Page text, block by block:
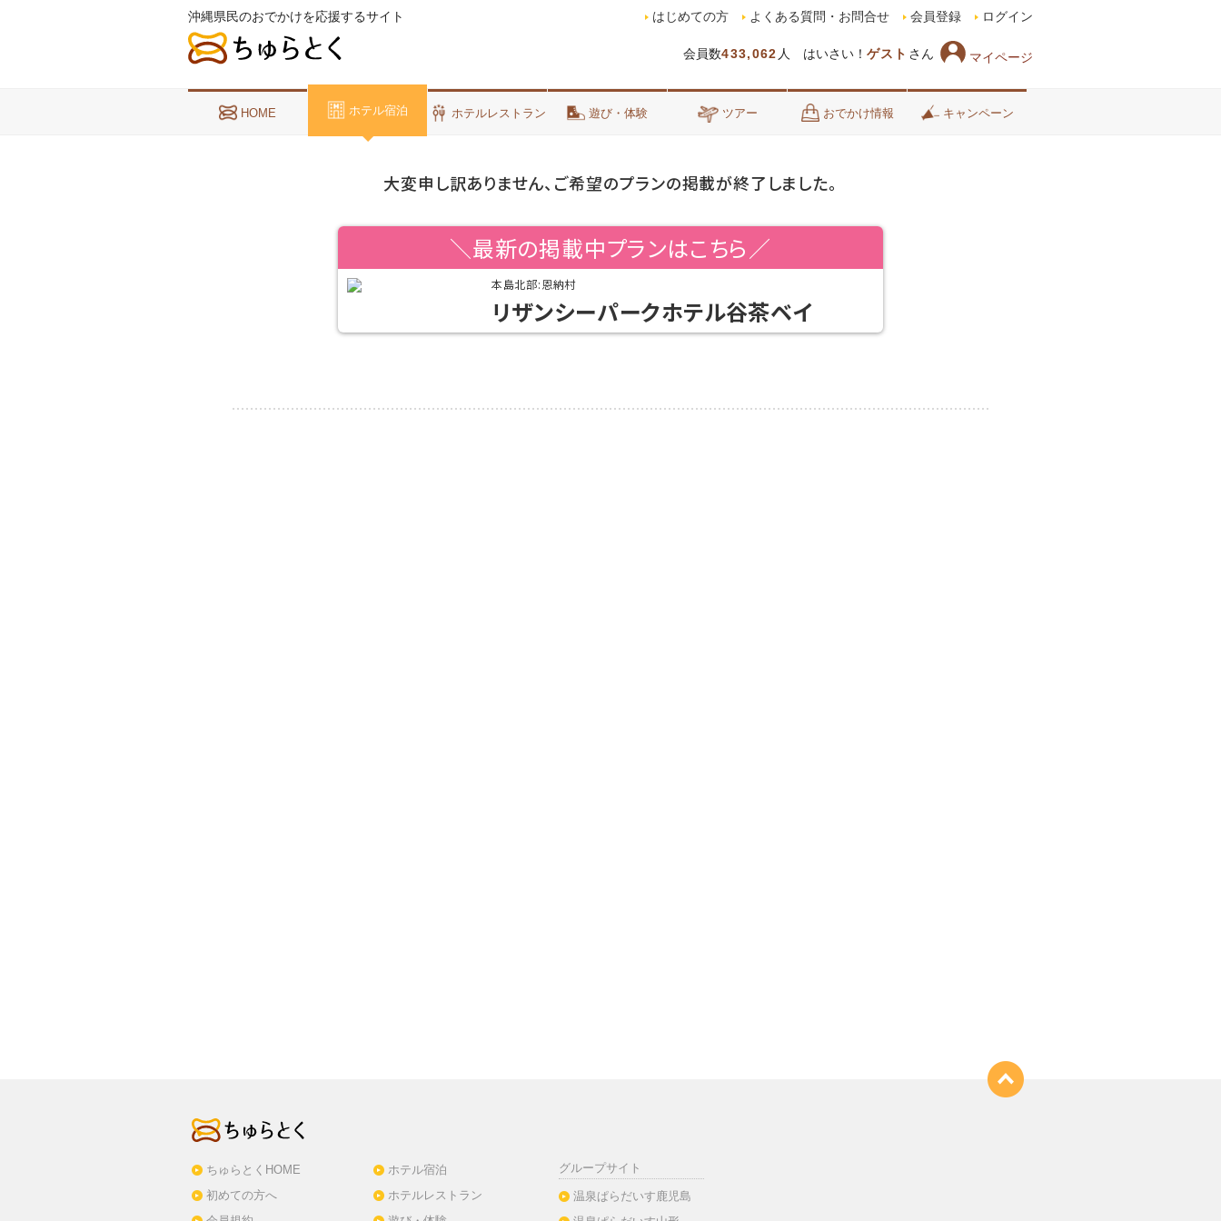
沖縄県民のおでかけを応援するサイト
会員数433,062 人 はいさい！ ゲスト さん マイページ
はじめての方 よくある質問・お問合せ 会員登録 ログイン
HOME ホテル宿泊 ホテルレストラン 遊び・体験 ツアー おでかけ情報 キャンペーン
大変申し訳ありません、ご希望のプランの掲載が終了しました。
＼最新の掲載中プランはこちら／
本島北部:恩納村
リザンシーパークホテル谷茶ベイ
ちゅらとくHOME
初めての方へ
ホテル宿泊
ホテルレストラン
グループサイト
温泉ぱらだいす鹿児島